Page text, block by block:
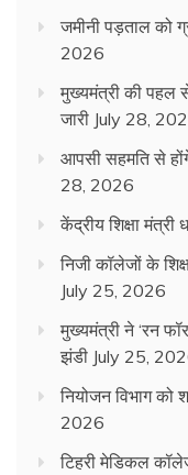
जमीनी पड़ताल को
2026
मुख्यमंत्री की पहल
जारी July 28,
आपसी सहमति से होंगे
28, 2026
केंद्रीय शिक्षा मंत्री
निजी कॉलेजों के
July 25, 2026
मुख्यमंत्री ने ‘रन
झंडी July 25,
नियोजन विभाग को
2026
टिहरी मेडिकल